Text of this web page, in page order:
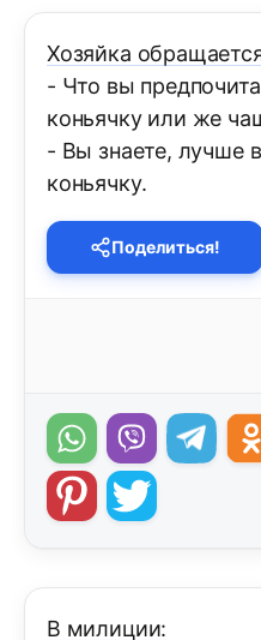
Хозяйка
- Что вы
коньячку или же
- Вы знаете, лучше
коньячку.
Поделиться!
В милиции: